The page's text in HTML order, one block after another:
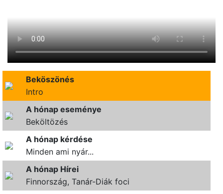
Beköszönés
Intro
A hónap eseménye
Beköltözés
A hónap kérdése
Minden ami nyár...
A hónap Hírei
Finnország, Tanár-Diák foci